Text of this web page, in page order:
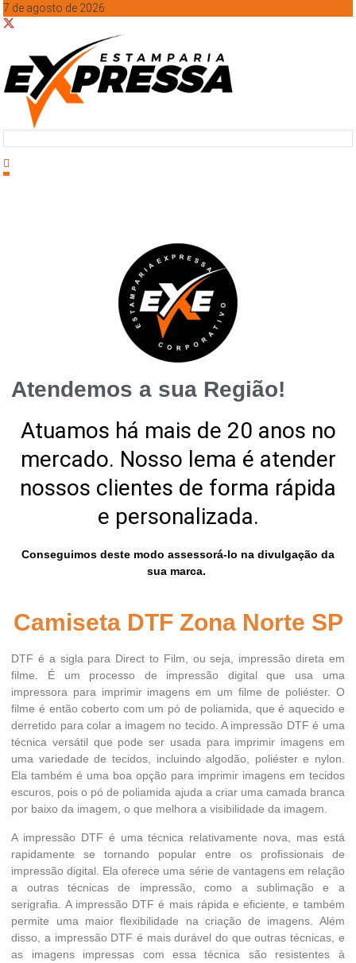
7 de agosto de 2026
Atendemos a sua Região!
Atuamos há mais de 20 anos no
mercado. Nosso lema é atender
nossos clientes de forma rápida
e personalizada.
Conseguimos deste modo assessorá-lo na divulgação da
sua marca.
Camiseta DTF Zona Norte SP
DTF é a sigla para Direct to Film, ou seja, impressão direta em
filme. É um processo de impressão digital que usa uma
impressora para imprimir imagens em um filme de poliéster. O
filme é então coberto com um pó de poliamida, que é aquecido e
derretido para colar a imagem no tecido. A impressão DTF é uma
técnica versátil que pode ser usada para imprimir imagens em
uma variedade de tecidos, incluindo algodão, poliéster e nylon.
Ela também é uma boa opção para imprimir imagens em tecidos
escuros, pois o pó de poliamida ajuda a criar uma camada branca
por baixo da imagem, o que melhora a visibilidade da imagem.
A impressão DTF é uma técnica relativamente nova, mas está
rapidamente se tornando popular entre os profissionais de
impressão digital. Ela oferece uma série de vantagens em relação
a outras técnicas de impressão, como a sublimação e a
serigrafia. A impressão DTF é mais rápida e eficiente, e também
permite uma maior flexibilidade na criação de imagens. Além
disso, a impressão DTF é mais durável do que outras técnicas, e
as imagens impressas com essa técnica são resistentes à